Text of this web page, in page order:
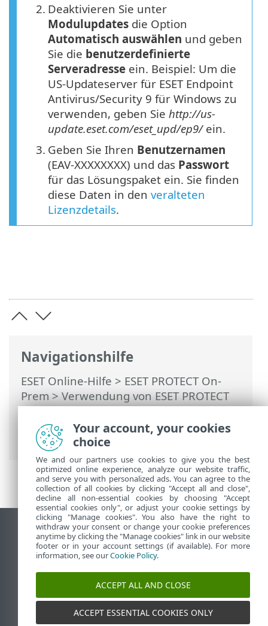
Navigationshilfe
ESET Online-Hilfe > ESET PROTECT On-
Prem>Verwendung von ESET PROTECT
On-Prem>ESET PROTECT On-Prem
Hauptmenü>Tasks>Client-Tasks>
Update der Anwendungsmodule
2. Deaktivieren Sie unter
Modulupdates die Option
Automatisch auswählen und geben
Sie die benutzerdefinierte
Serveradresse ein. Beispiel: Um die
US-Updateserver für ESET Endpoint
Antivirus/Security 9 für Windows zu
verwenden, geben Sie http://us-
update.eset.com/eset_upd/ep9/ein.
3. Geben Sie Ihren Benutzernamen
(EAV-XXXXXXXX) und das Passwort
für das Lösungspaket ein. Sie finden
diese Daten in den veralteten
Lizenzdetails.
Desktop-Site anzeigen
End of Life
ESET Knowledgebase
ESET Status Portal
Regionaler Support
Your account, your cookies
choice
We and our partners use cookies to give you the best
optimized online experience, analyze our website traffic,
and serve you with personalized ads. You can agree to the
collection of all cookies by clicking "Accept all and close",
decline all non-essential cookies by choosing "Accept
essential cookies only", or adjust your cookie settings by
clicking "Manage cookies". You also have the right to
withdraw your consent or change your cookie preferences
anytime by clicking the "Manage cookies" link in our website
footer or in your account settings (if available). For more
information, see ourCookie Policy.
ACCEPT ALL AND CLOSE
ACCEPT ESSENTIAL COOKIES ONLY